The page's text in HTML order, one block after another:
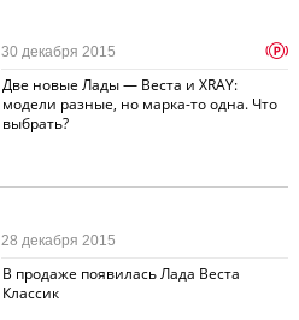
Две новые Лады — Веста и XRAY:
модели разные, но марка-то одна. Что
выбрать?
30 декабря 2015 p
В продаже появилась Лада Веста
Классик
28 декабря 2015